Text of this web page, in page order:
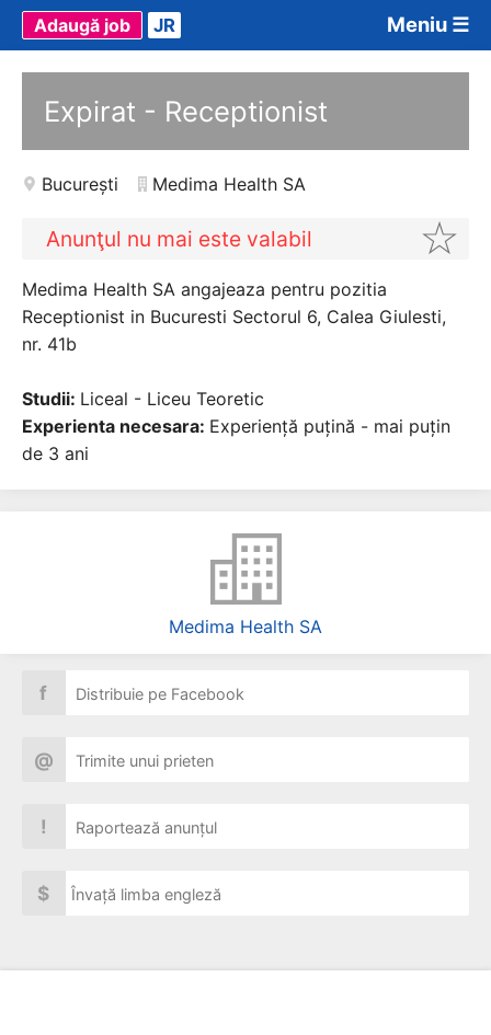
Meniu ☰
Adaugă job JR
Expirat - Receptionist
București Medima Health SA
Anunţul nu mai este valabil
Medima Health SA angajeaza pentru pozitia
Receptionist in Bucuresti Sectorul 6, Calea Giulesti,
nr. 41b
Studii: Liceal - Liceu Teoretic
Experienta necesara: Experiență puțină - mai puțin
de 3 ani
Medima Health SA
f Distribuie pe Facebook
@ Trimite unui prieten
! Raportează anunțul
$ Învață limba engleză